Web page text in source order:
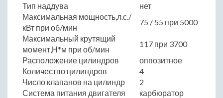
Тип наддува
нет
Максимальная мощность,л.с./
кВт при об/мин
75 / 55 при 5000
Максимальный крутящий
момент,Н*м при об/мин
117 при 3700
Расположение цилиндров
оппозитное
Количество цилиндров
4
Число клапанов на цилиндр
2
Система питания двигателя
карбюратор